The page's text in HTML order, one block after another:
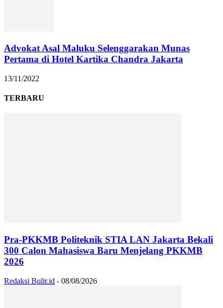
Advokat Asal Maluku Selenggarakan Munas
Pertama di Hotel Kartika Chandra Jakarta
13/11/2022
TERBARU
Pra-PKKMB Politeknik STIA LAN Jakarta Bekali
300 Calon Mahasiswa Baru Menjelang PKKMB
2026
Redaksi Bulir.id - 08/08/2026